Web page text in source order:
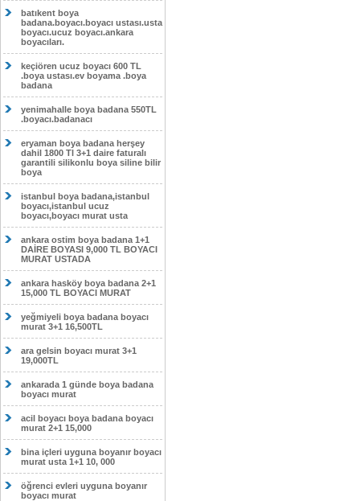
batıkent boya
badana.boyacı.boyacı ustası.usta
boyacı.ucuz boyacı.ankara
boyacıları.
keçiören ucuz boyacı 600 TL
.boya ustası.ev boyama .boya
badana
yenimahalle boya badana 550TL
.boyacı.badanacı
eryaman boya badana herşey
dahil 1800 Tl 3+1 daire faturalı
garantili silikonlu boya siline bilir
boya
istanbul boya badana,istanbul
boyacı,istanbul ucuz
boyacı,boyacı murat usta
ankara ostim boya badana 1+1
DAİRE BOYASI 9,000 TL BOYACI
MURAT USTADA
ankara hasköy boya badana 2+1
15,000 TL BOYACI MURAT
yeğmiyeli boya badana boyacı
murat 3+1 16,500TL
ara gelsin boyacı murat 3+1
19,000TL
ankarada 1 günde boya badana
boyacı murat
acil boyacı boya badana boyacı
murat 2+1 15,000
bina içleri uyguna boyanır boyacı
murat usta 1+1 10, 000
öğrenci evleri uyguna boyanır
boyacı murat